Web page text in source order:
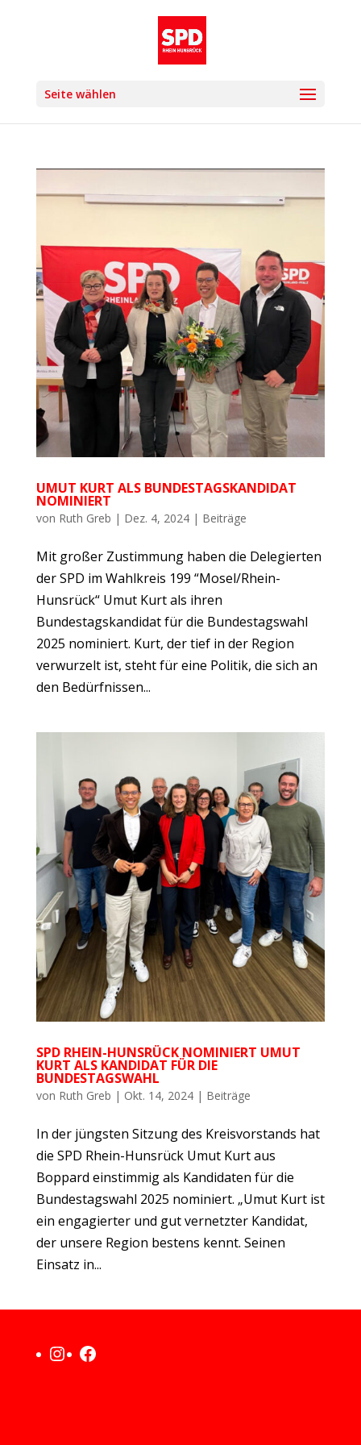
Seite wählen
UMUT KURT ALS BUNDESTAGSKANDIDAT
NOMINIERT
von Ruth Greb | Dez. 4, 2024| Beiträge
Mit großer Zustimmung haben die Delegierten
der SPD im Wahlkreis 199 “Mosel/Rhein-
Hunsrück“ Umut Kurt als ihren
Bundestagskandidat für die Bundestagswahl
2025 nominiert. Kurt, der tief in der Region
verwurzelt ist, steht für eine Politik, die sich an
den Bedürfnissen...
SPD RHEIN-HUNSRÜCK NOMINIERT UMUT
KURT ALS KANDIDAT FÜR DIE
BUNDESTAGSWAHL
von Ruth Greb | Okt. 14, 2024| Beiträge
In der jüngsten Sitzung des Kreisvorstands hat
die SPD Rhein-Hunsrück Umut Kurt aus
Boppard einstimmig als Kandidaten für die
Bundestagswahl 2025 nominiert. „Umut Kurt ist
ein engagierter und gut vernetzter Kandidat,
der unsere Region bestens kennt. Seinen
Einsatz in...
Hier geht es zur Instagram-Seite der SPD Rhein-Hunsrück
Hier geht es zur Facebook-Seite der SPD Rhein-Hunsrück